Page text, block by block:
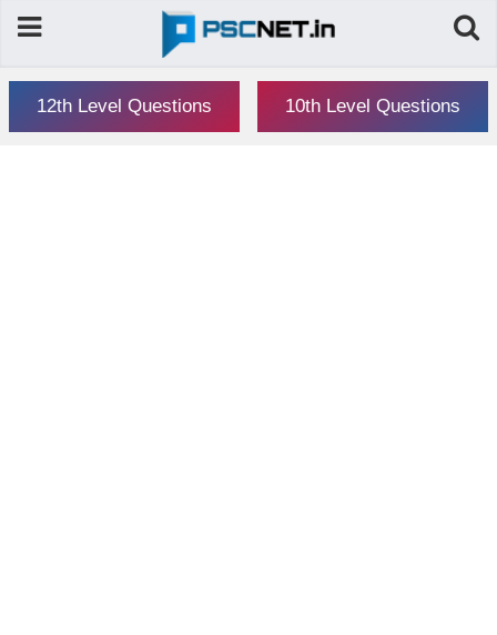
12th Level Questions 10th Level Questions